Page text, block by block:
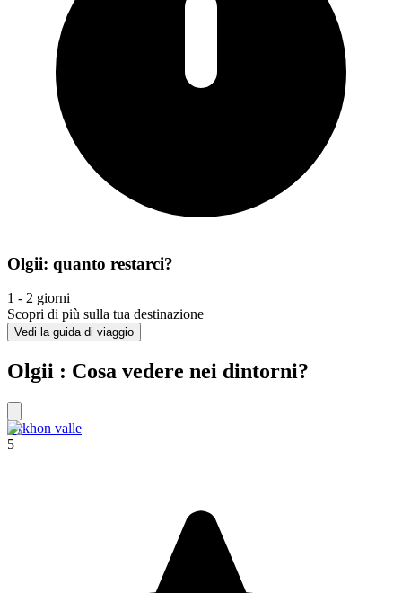
Olgii: quanto restarci?
1 - 2 giorni
Scopri di più sulla tua destinazione
Vedi la guida di viaggio
Olgii : Cosa vedere nei dintorni?
Orkhon valle
5